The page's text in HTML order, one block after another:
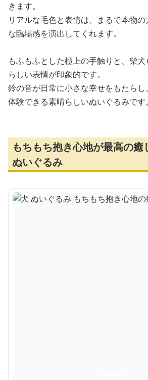
きます。
リアルな毛色と表情は、まるで本物
な臨場感を演出してくれます。
もふもふとした極上の手触りと、柴
らしい表情が印象的です。
鈴の音が日常に小さな幸せをもたら
体験できる素晴らしいぬいぐるみです。
もちもち抱き心地が最高の癒
ぬいぐるみ